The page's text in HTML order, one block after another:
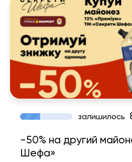
залишилось
-50% на другий
Шефа»